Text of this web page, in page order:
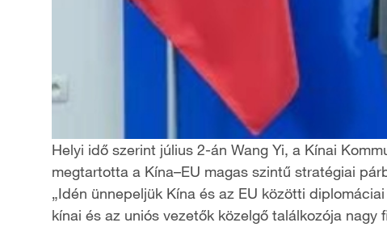
Helyi idő szerint július 2-án Wang Yi, a Kínai
megtartotta a Kína–EU magas szintű stratégiai
„Idén ünnepeljük Kína és az EU közötti
kínai és az uniós vezetők közelgő találkozója